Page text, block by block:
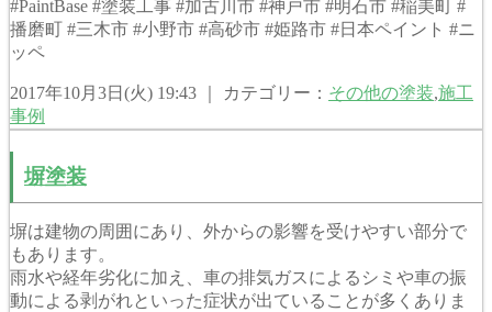
#PaintBase #塗装工事 #加古川市 #神戸市 #明石市 #稲美町 #
播磨町 #三木市 #小野市 #高砂市 #姫路市 #日本ペイント #ニ
ッペ
2017年10月3日(火) 19:43 ｜ カテゴリー： その他の塗装,施工
事例
塀塗装
塀は建物の周囲にあり、外からの影響を受けやすい部分で
もあります。
雨水や経年劣化に加え、車の排気ガスによるシミや車の振
動による剥がれといった症状が出ていることが多くありま